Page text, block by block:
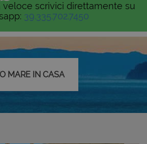
veloce scrivici direttamente su
39.335.702.7450
MARE IN CASA